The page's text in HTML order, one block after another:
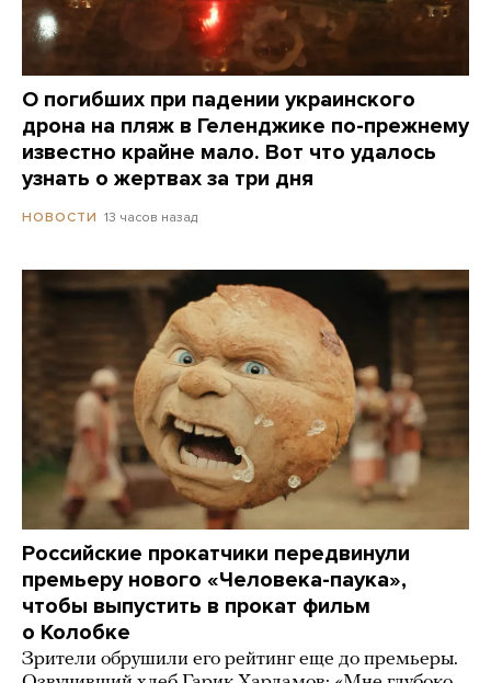
О погибших при падении украинского
дрона на пляж в Геленджике по-прежнему
известно крайне мало. Вот что удалось
узнать о жертвах за три дня
НОВОСТИ 13 часов назад
Российские прокатчики передвинули
премьеру нового «Человека-паука»,
чтобы выпустить в прокат фильм
о Колобке
Зрители обрушили его рейтинг еще до премьеры.